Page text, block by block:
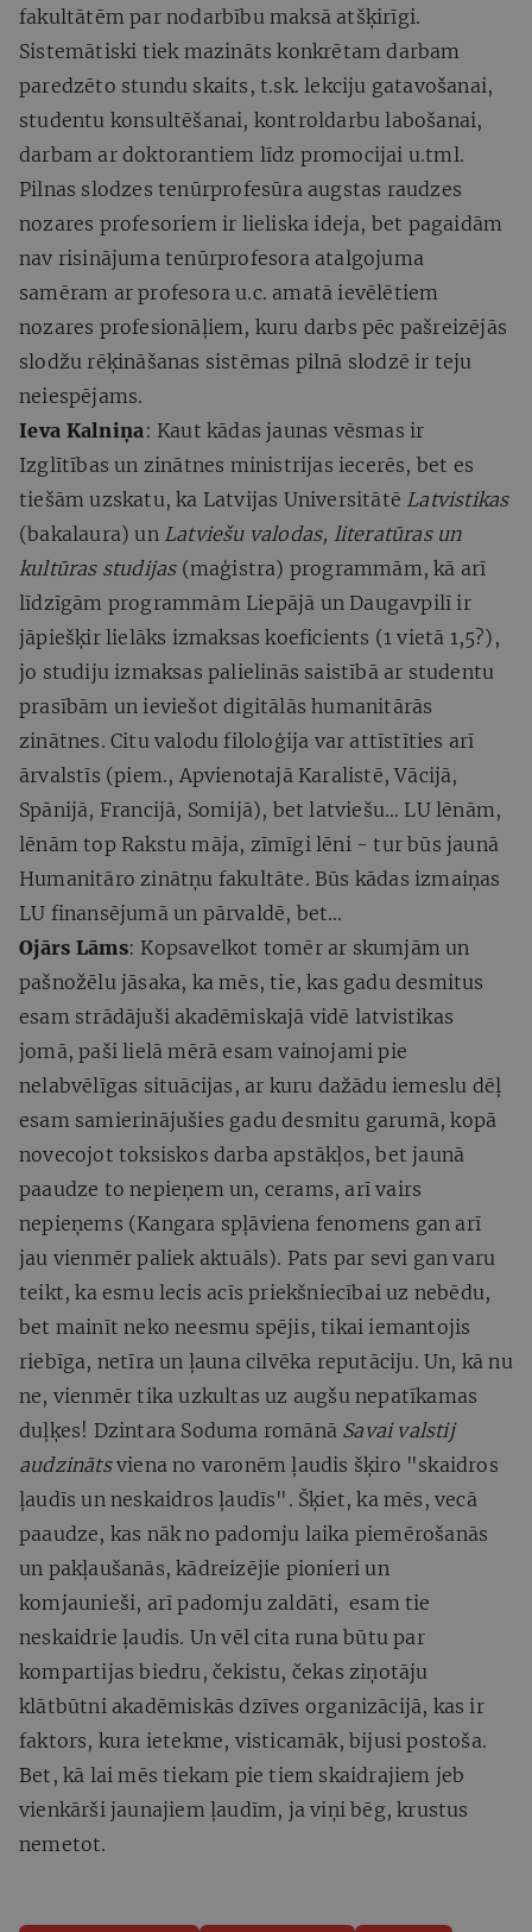
fakultātēm par nodarbību maksā atšķirīgi.
Sistemātiski tiek mazināts konkrētam darbam
paredzēto stundu skaits, t.sk. lekciju gatavošanai,
studentu konsultēšanai, kontroldarbu labošanai,
darbam ar doktorantiem līdz promocijai u.tml.
Pilnas slodzes tenūrprofesūra augstas raudzes
nozares profesoriem ir lieliska ideja, bet pagaidām
nav risinājuma tenūrprofesora atalgojuma
samēram ar profesora u.c. amatā ievēlētiem
nozares profesionāļiem, kuru darbs pēc pašreizējās
slodžu rēķināšanas sistēmas pilnā slodzē ir teju
neiespējams.
Ieva Kalniņa : Kaut kādas jaunas vēsmas ir
Izglītības un zinātnes ministrijas iecerēs, bet es
tiešām uzskatu, ka Latvijas Universitātē Latvistikas
(bakalaura) un Latviešu valodas, literatūras un
kultūras studijas(maģistra) programmām, kā arī
līdzīgām programmām Liepājā un Daugavpilī ir
jāpiešķir lielāks izmaksas koeficients (1 vietā 1,5?),
jo studiju izmaksas palielinās saistībā ar studentu
prasībām un ieviešot digitālās humanitārās
zinātnes. Citu valodu filoloģija var attīstīties arī
ārvalstīs (piem., Apvienotajā Karalistē, Vācijā,
Spānijā, Francijā, Somijā), bet latviešu… LU lēnām,
lēnām top Rakstu māja, zīmīgi lēni - tur būs jaunā
Humanitāro zinātņu fakultāte. Būs kādas izmaiņas
LU finansējumā un pārvaldē, bet…
Ojārs Lāms: Kopsavelkot tomēr ar skumjām un
pašnožēlu jāsaka, ka mēs, tie, kas gadu desmitus
esam strādājuši akadēmiskajā vidē latvistikas
jomā, paši lielā mērā esam vainojami pie
nelabvēlīgas situācijas, ar kuru dažādu iemeslu dēļ
esam samierinājušies gadu desmitu garumā, kopā
novecojot toksiskos darba apstākļos, bet jaunā
paaudze to nepieņem un, cerams, arī vairs
nepieņems (Kangara spļāviena fenomens gan arī
jau vienmēr paliek aktuāls). Pats par sevi gan varu
teikt, ka esmu lecis acīs priekšniecībai uz nebēdu,
bet mainīt neko neesmu spējis, tikai iemantojis
riebīga, netīra un ļauna cilvēka reputāciju. Un, kā nu
ne, vienmēr tika uzkultas uz augšu nepatīkamas
duļķes! Dzintara Soduma romānā Savai valstij
audzinātsviena no varonēm ļaudis šķiro "skaidros
ļaudīs un neskaidros ļaudīs". Šķiet, ka mēs, vecā
paaudze, kas nāk no padomju laika piemērošanās
un pakļaušanās, kādreizējie pionieri un
komjaunieši, arī padomju zaldāti, esam tie
neskaidrie ļaudis. Un vēl cita runa būtu par
kompartijas biedru, čekistu, čekas ziņotāju
klātbūtni akadēmiskās dzīves organizācijā, kas ir
faktors, kura ietekme, visticamāk, bijusi postoša.
Bet, kā lai mēs tiekam pie tiem skaidrajiem jeb
vienkārši jaunajiem ļaudīm, ja viņi bēg, krustus
nemetot.